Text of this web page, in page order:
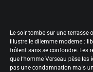
Le soir tombe sur une terrasse
illustre le dilemme moderne :
frôlent sans se confondre. Les
que l’homme Verseau pèse les
pas une condamnation mais